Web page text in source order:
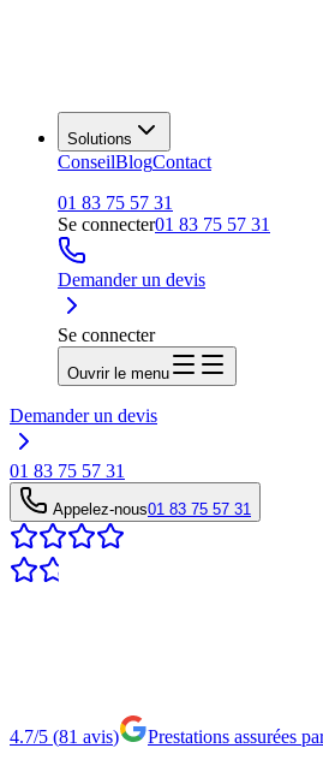
Solutions
ConseilBlogContact
01 83 75 57 31
Se connecter01 83 75 57 31
Demander un devis
Se connecter
Ouvrir le menu
Demander un devis
01 83 75 57 31
Appelez-nous01 83 75 57 31
4.7/5 (81 avis) Prestations assurées